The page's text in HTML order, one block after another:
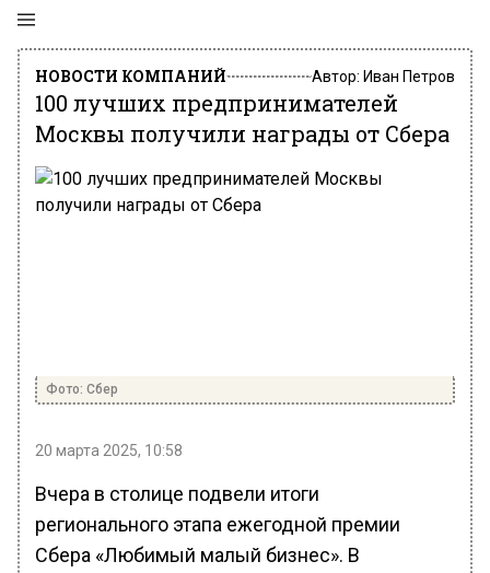
НОВОСТИ КОМПАНИЙ Автор: Иван Петров
100 лучших предпринимателей
Москвы получили награды от Сбера
Фото: Сбер
20 марта 2025, 10:58
Вчера в столице подвели итоги
регионального этапа ежегодной премии
Сбера «Любимый малый бизнес». В